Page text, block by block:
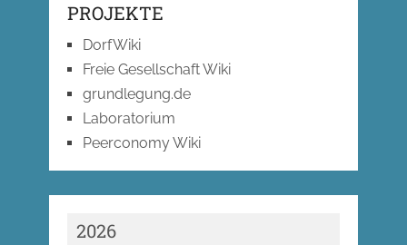
PROJEKTE
DorfWiki
Freie Gesellschaft Wiki
grundlegung.de
Laboratorium
Peerconomy Wiki
2026